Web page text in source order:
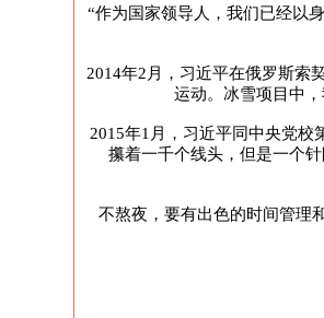
“作为国家领导人，我们已经以
2014年2月，习近平在俄罗斯索
运动。冰雪项目中
2015年1月，习近平同中央党校
攥着一千个线头，但是一个
不熬夜，要有出色的时间管理